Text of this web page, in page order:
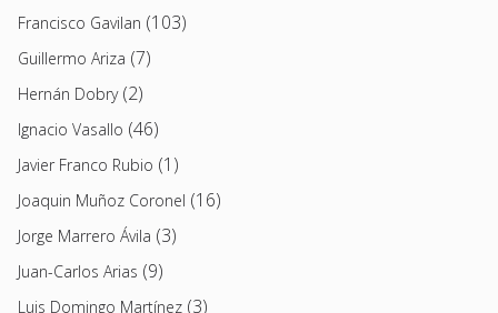
Francisco Gavilan (103)
Guillermo Ariza (7)
Hernán Dobry(2)
Ignacio Vasallo (46)
Javier Franco Rubio (1)
Joaquin Muñoz Coronel (16)
Jorge Marrero Ávila (3)
Juan-Carlos Arias (9)
Luis Domingo Martínez (3)